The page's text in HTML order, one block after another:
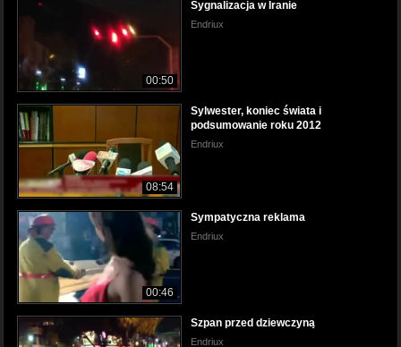
00:50
Sygnalizacja w Iranie
Endriux
08:54
Sylwester, koniec świata i
podsumowanie roku 2012
Endriux
00:46
Sympatyczna reklama
Endriux
Szpan przed dziewczyną
Endriux